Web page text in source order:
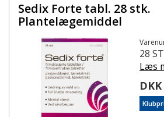
Sedix Forte tabl. 28 stk.
Plantelægemiddel
28 ST
Læs